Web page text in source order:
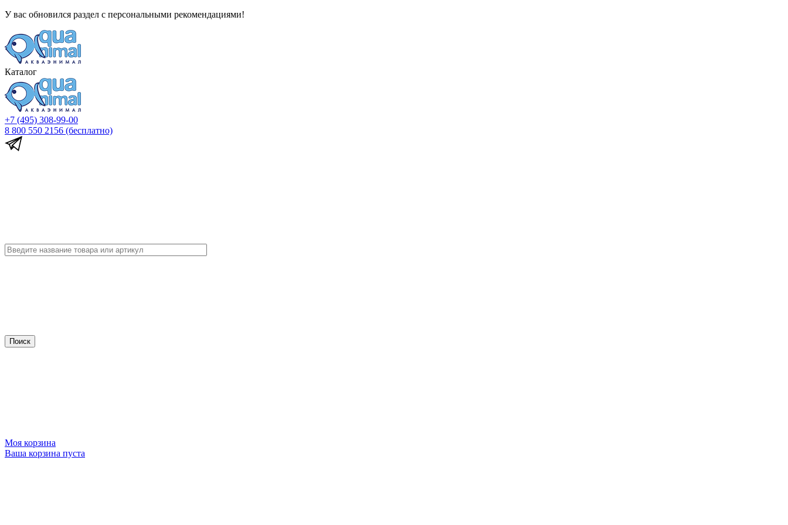
У вас обновился раздел с персональными рекомендациями!
Каталог
+7 (495) 308-99-00
8 800 550 2156 (бесплатно)
Моя корзина
Ваша корзина пуста